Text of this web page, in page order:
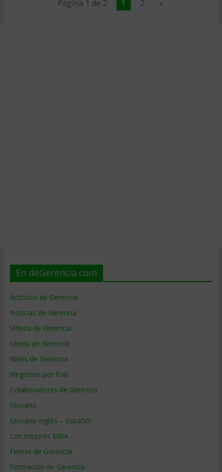
Página 1 de 2 1 2 »
En deGerencia.com
Artículos de Gerencia
Noticias de Gerencia
Videos de Gerencia
Libros de Gerencia
Webs de Gerencia
Negocios por País
Colaboradores de Gerencia
Glosario
Glosario Inglés – Español
Los mejores MBA
Firmas de Gerencia
Formación de Gerencia